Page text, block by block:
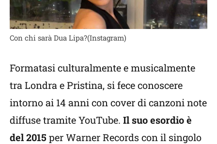
Con chi sarà Dua Lipa?(Instagram)
Formatasi culturalmente e musicalmente
tra Londra e Pristina, si fece conoscere
intorno ai 14 anni con cover di canzoni note
diffuse tramite YouTube. Il suo esordio è
del 2015per Warner Records con il singolo